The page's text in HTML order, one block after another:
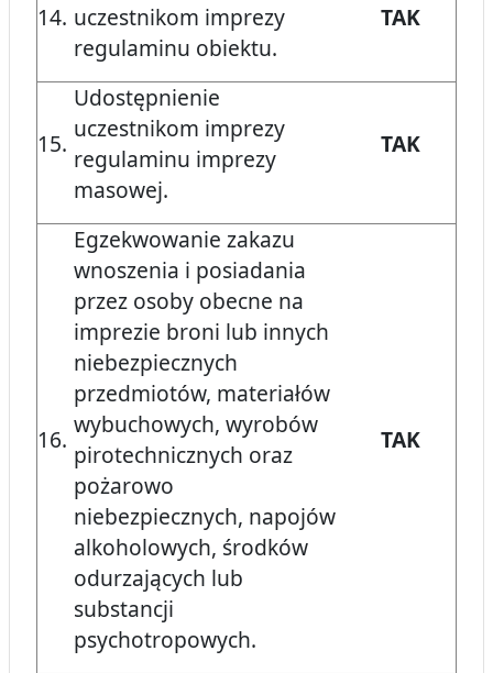
14. uczestnikom imprezy
regulaminu obiektu.
TAK
15.
Udostępnienie
uczestnikom imprezy
regulaminu imprezy
masowej.
TAK
16.
Egzekwowanie zakazu
wnoszenia i posiadania
przez osoby obecne na
imprezie broni lub innych
niebezpiecznych
przedmiotów, materiałów
wybuchowych, wyrobów
pirotechnicznych oraz
pożarowo
niebezpiecznych, napojów
alkoholowych, środków
odurzających lub
substancji
psychotropowych.
TAK